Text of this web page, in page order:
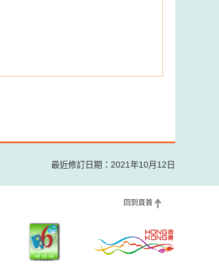
最近修訂日期：2021年10月12日
回到頁首